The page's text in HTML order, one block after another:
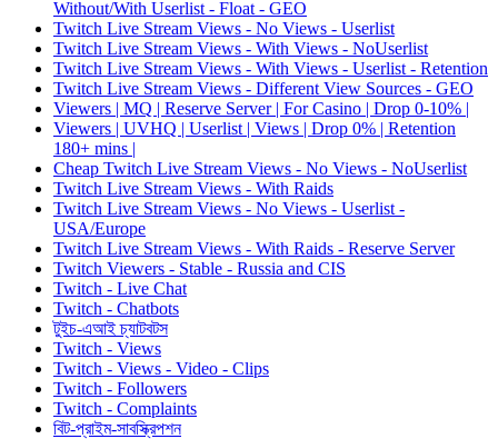
Without/With Userlist - Float - GEO
Twitch Live Stream Views - No Views - Userlist
Twitch Live Stream Views - With Views - NoUserlist
Twitch Live Stream Views - With Views - Userlist - Retention
Twitch Live Stream Views - Different View Sources - GEO
Viewers | MQ | Reserve Server | For Casino | Drop 0-10% |
Viewers | UVHQ | Userlist | Views | Drop 0% | Retention
180+ mins |
Cheap Twitch Live Stream Views - No Views - NoUserlist
Twitch Live Stream Views - With Raids
Twitch Live Stream Views - No Views - Userlist -
USA/Europe
Twitch Live Stream Views - With Raids - Reserve Server
Twitch Viewers - Stable - Russia and CIS
Twitch - Live Chat
Twitch - Chatbots
টুইচ-এআই চ্যাটবটস
Twitch - Views
Twitch - Views - Video - Clips
Twitch - Followers
Twitch - Complaints
বিট-প্রাইম-সাবস্ক্রিপশন